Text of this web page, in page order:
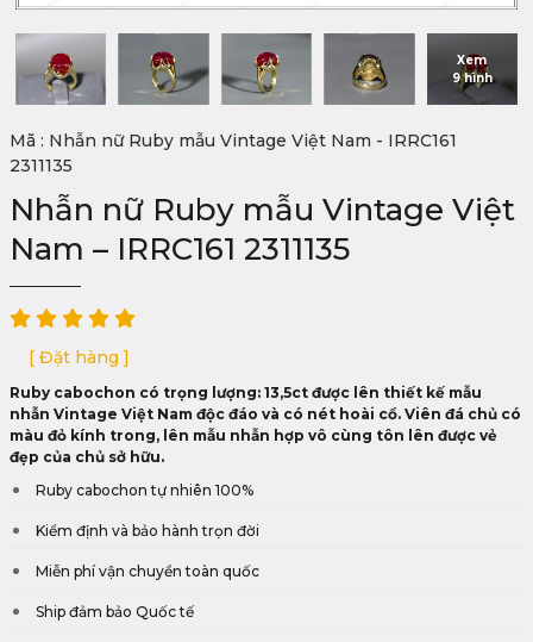
Xem
9 hình
Mã : Nhẫn nữ Ruby mẫu Vintage Việt Nam - IRRC161
2311135
Nhẫn nữ Ruby mẫu Vintage Việt
Nam – IRRC161 2311135
[ Đặt hàng ]
Ruby cabochon có trọng lượng: 13,5ct được lên thiết kế mẫu
nhẫn Vintage Việt Nam độc đáo và có nét hoài cổ. Viên đá chủ có
màu đỏ kính trong, lên mẫu nhẫn hợp vô cùng tôn lên được vẻ
đẹp của chủ sở hữu.
Ruby cabochon tự nhiên 100%
Kiểm định và bảo hành trọn đời
Miễn phí vận chuyển toàn quốc
Ship đảm bảo Quốc tế